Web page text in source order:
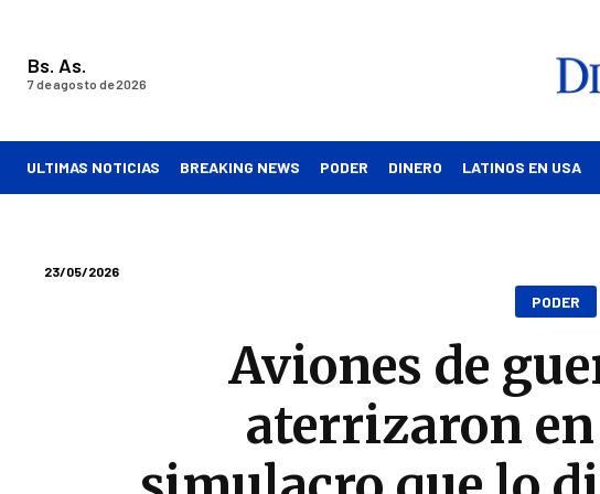
Bs. As.
7 de agosto de 2026
ULTIMAS NOTICIAS BREAKING NEWS PODER DINERO LATINOS EN USA
23/05/2026
PODER
Aviones de
aterrizaron en